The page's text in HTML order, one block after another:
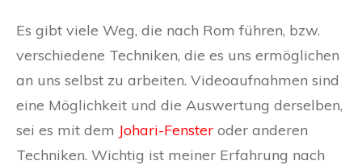
Es gibt viele Weg, die nach Rom führen, bzw.
verschiedene Techniken, die es uns ermöglichen
an uns selbst zu arbeiten. Videoaufnahmen sind
eine Möglichkeit und die Auswertung derselben,
sei es mit dem Johari-Fenster oder anderen
Techniken. Wichtig ist meiner Erfahrung nach